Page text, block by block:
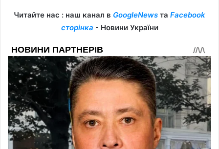
Читайте нас : наш канал в GoogleNews та Facebook
сторінка - Новини України